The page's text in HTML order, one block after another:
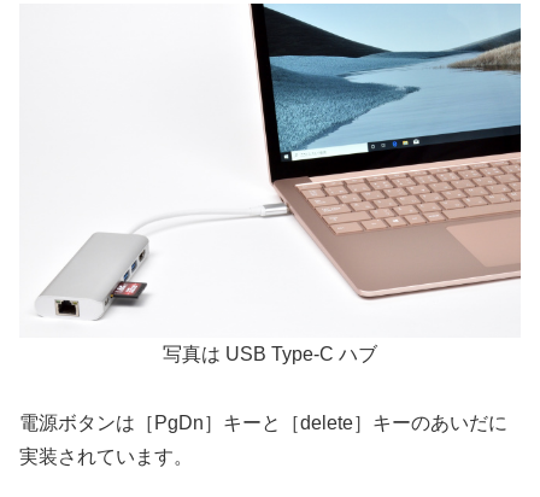
写真は USB Type-C ハブ
電源ボタンは［PgDn］キーと［delete］キーのあいだに
実装されています。